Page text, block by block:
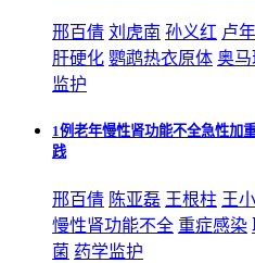
邢百倩 刘虎南 孙义红 卢
肝硬化 鹦鹉热衣原体 奥
监护
1例老年慢性肾功能不全急性加
践
邢百倩 陈亚磊 王根柱 王
慢性肾功能不全 重症感染
菌 药学监护